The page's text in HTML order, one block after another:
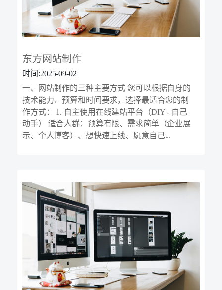
东方网站制作
时间:2025-09-02
一、网站制作的三种主要方式 您可以根据自身的
技术能力、预算和时间要求，选择最适合您的制
作方式： 1. 自主使用在线建站平台（DIY - 自己
动手） 适合人群：预算有限、需求简单（企业展
示、个人博客）、想快速上线、愿意自己...